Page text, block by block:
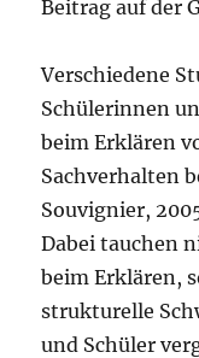
Beitrag auf der
Verschiedene
Schülerinnen
beim Erklären
Sachverhalten
Souvignier,
Dabei tauchen
beim Erklären,
strukturelle
und Schüler